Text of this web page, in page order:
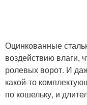
Оцинкованные
воздействию влаги,
ролевых ворот. И
какой-то
по кошельку, и